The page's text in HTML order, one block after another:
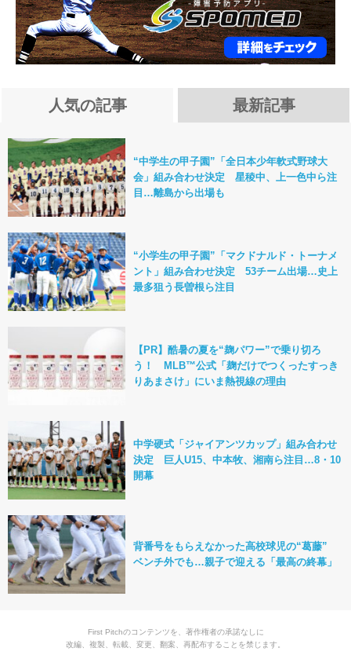
人気の記事 最新記事
“中学生の甲子園”「全日本少年軟式野球大
会」組み合わせ決定 星稜中、上一色中ら注
目…離島から出場も
“小学生の甲子園”「マクドナルド・トーナメ
ント」組み合わせ決定 53チーム出場…史上
最多狙う長曽根ら注目
【PR】酷暑の夏を“麹パワー”で乗り切ろ
う！ MLB™公式「麹だけでつくったすっき
りあまさけ」にいま熱視線の理由
中学硬式「ジャイアンツカップ」組み合わせ
決定 巨人U15、中本牧、湘南ら注目…8・10
開幕
背番号をもらえなかった高校球児の“葛藤”
ベンチ外でも…親子で迎える「最高の終幕」
First Pitchのコンテンツを、著作権者の承諾なしに
改編、複製、転載、変更、翻案、再配布することを禁じます。